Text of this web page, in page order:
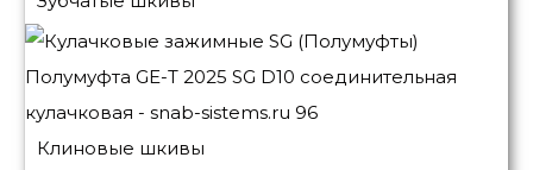
Клиновые шкивы